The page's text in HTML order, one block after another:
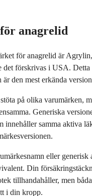
anagrelid
för anagrelid är
det förskrivas i USA. Detta
den mest erkända
på olika varumärken,
Generiska
innehåller samma aktiva
eller generisk
Din
tillhandahåller, men
i din kropp.